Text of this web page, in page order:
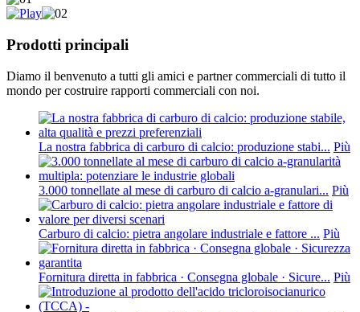
Prodotti principali
Diamo il benvenuto a tutti gli amici e partner commerciali di tutto il
mondo per costruire rapporti commerciali con noi.
La nostra fabbrica di carburo di calcio: produzione stabi... Più
3.000 tonnellate al mese di carburo di calcio a-granulari... Più
Carburo di calcio: pietra angolare industriale e fattore ... Più
Fornitura diretta in fabbrica · Consegna globale · Sicure... Più